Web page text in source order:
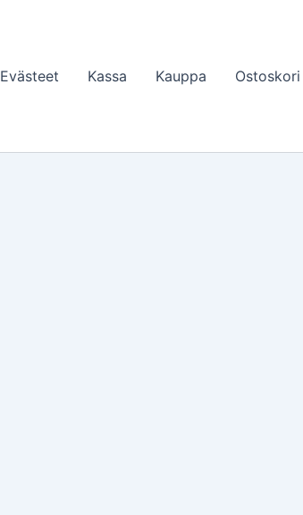
Evästeet Kassa Kauppa Ostoskori